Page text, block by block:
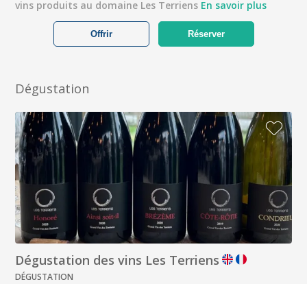
vins produits au domaine Les Terriens En savoir plus
Réserver
Offrir
Dégustation
Dégustation des vins Les Terriens
DÉGUSTATION